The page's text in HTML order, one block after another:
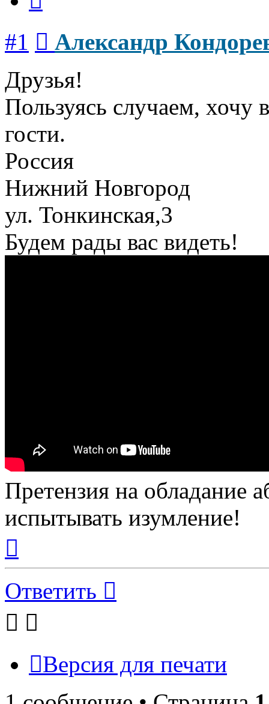
#1
Александр
Друзья!
Пользуясь случаем, хочу
гости.
Россия
Нижний Новгород
ул. Тонкинская,3
Будем рады вас видеть!
Претензия на обладание
испытывать изумление!
началу
Ответить
Версия для печати